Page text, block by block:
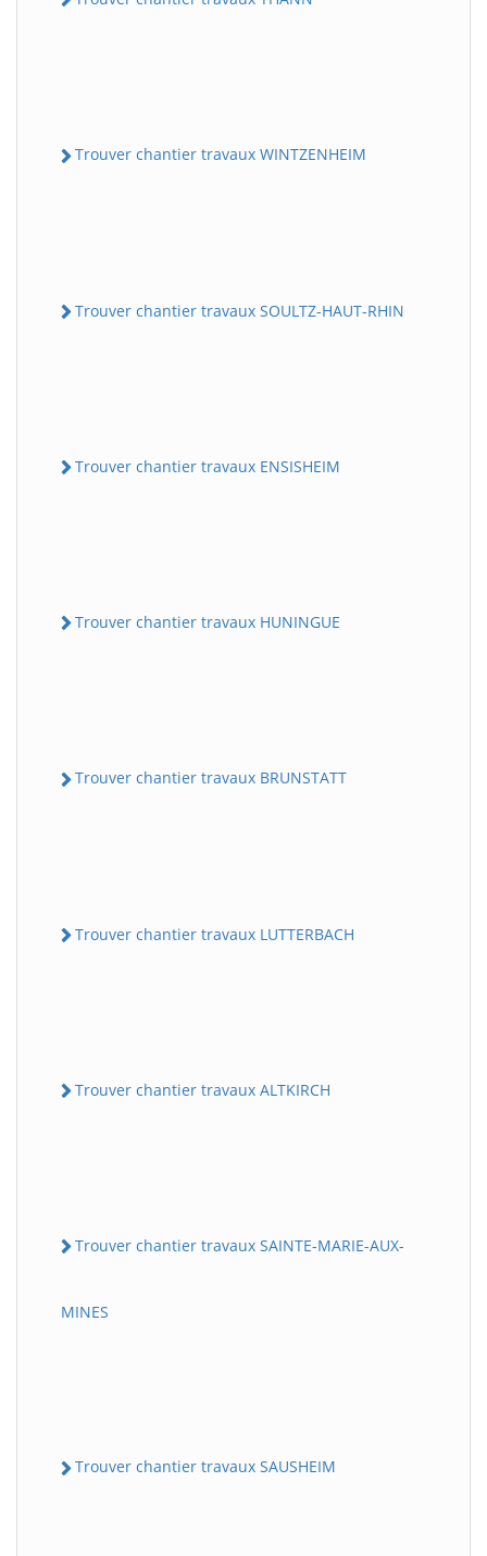
Trouver chantier travaux WINTZENHEIM
Trouver chantier travaux SOULTZ-HAUT-RHIN
Trouver chantier travaux ENSISHEIM
Trouver chantier travaux HUNINGUE
Trouver chantier travaux BRUNSTATT
Trouver chantier travaux LUTTERBACH
Trouver chantier travaux ALTKIRCH
Trouver chantier travaux SAINTE-MARIE-AUX-
MINES
Trouver chantier travaux SAUSHEIM